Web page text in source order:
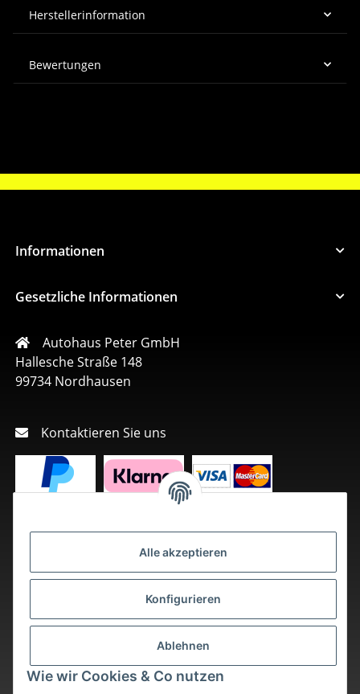
Alle akzeptieren
Konfigurieren
Ablehnen
Wie wir Cookies & Co nutzen
Herstellerinformation
Bewertungen
Informationen
Gesetzliche Informationen
Autohaus Peter GmbH
Hallesche Straße 148
99734 Nordhausen
Kontaktieren Sie uns